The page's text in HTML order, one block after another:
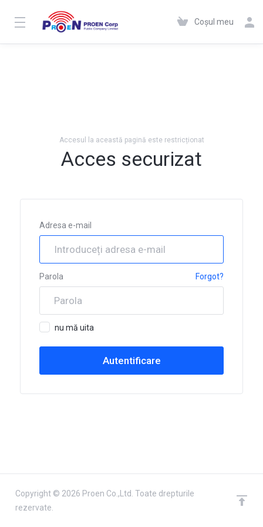
Coșul meu
Accesul la această pagină este restricționat
Acces securizat
Adresa e-mail
Parola Forgot?
nu mă uita
Copyright © 2026 Proen Co.,Ltd. Toate drepturile
rezervate.